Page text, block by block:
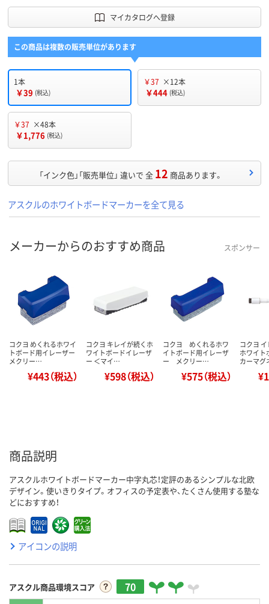
マイカタログへ登録
この商品は複数の販売単位があります
1本
￥39 (税込)
￥37 ×12本
￥444 (税込)
￥37 ×48本
￥1,776 (税込)
「インク色」「販売単位」 違いで 全 12 商品あります。
アスクルのホワイトボードマーカーを全て見る
メーカーからのおすすめ商品 スポンサー
コクヨ めくれるホワイ
トボード用イレーザー
メクリー…
¥443（税込）
コクヨ キレイが続くホ
ワイトボードイレーザ
ー ＜マイ…
¥598（税込）
コクヨ めくれるホワ
イトボード用イレーザ
ー メクリー…
¥575（税込）
コクヨ
ホワイト
カーマ
商品説明
アスクルホワイトボードマーカー中字丸芯！定評のあるシンプルな北欧
デザイン。使いきりタイプ。オフィスの予定表や、たくさん使用する塾な
どにおすすめ！
アイコンの説明
アスクル商品環境スコア 70